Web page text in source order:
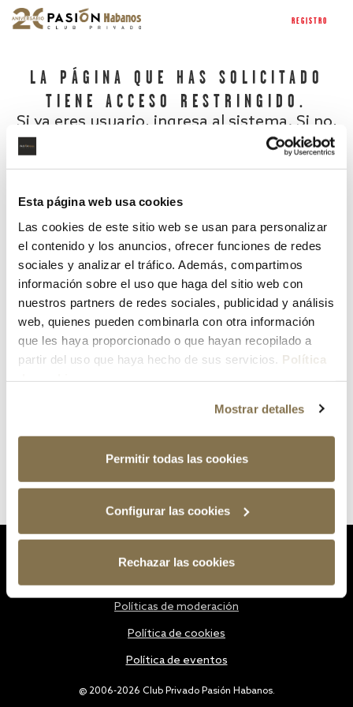
Esta página web usa cookies
Las cookies de este sitio web se usan para personalizar
el contenido y los anuncios, ofrecer funciones de redes
sociales y analizar el tráfico. Además, compartimos
información sobre el uso que haga del sitio web con
nuestros partners de redes sociales, publicidad y análisis
web, quienes pueden combinarla con otra información
que les haya proporcionado o que hayan recopilado a
partir del uso que haya hecho de sus servicios. Política
Mostrar detalles
Permitir todas las cookies
Configurar las cookies
Rechazar las cookies
REGISTRO
LA PÁGINA QUE HAS SOLICITADO
TIENE ACCESO RESTRINGIDO.
Si ya eres usuario, ingresa al sistema. Si no,
¿Has olvidado tu contraseña?
@ 2006-2026 Club Privado Pasión Habanos.
Políticas de moderación
Política de cookies
Política de eventos